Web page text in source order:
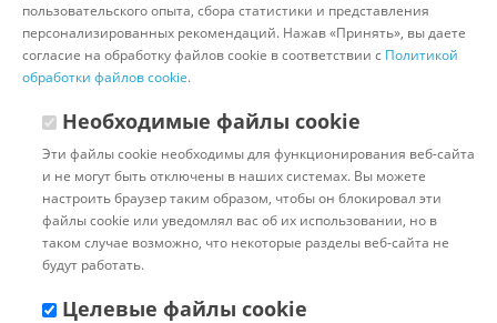
Другие товары Partner
пользовательского опыта, сбора статистики и представления
персонализированных рекомендаций. Нажав «Принять», вы даете
согласие на обработку файлов cookie в соответствии с Политикой
обработки файлов cookie.
Необходимые файлы cookie
Эти файлы cookie необходимы для функционирования веб-сайта
и не могут быть отключены в наших системах. Вы можете
настроить браузер таким образом, чтобы он блокировал эти
файлы cookie или уведомлял вас об их использовании, но в
таком случае возможно, что некоторые разделы веб-сайта не
будут работать.
Целевые файлы cookie